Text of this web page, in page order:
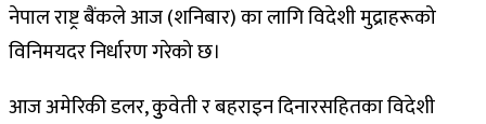
नेपाल राष्ट्र बैंकले आज (शनिबार) का लागि विदेशी मुद्राहरूको
विनिमयदर निर्धारण गरेको छ।
आज अमेरिकी डलर, कुुवेती र बहराइन दिनारसहितका विदेशी